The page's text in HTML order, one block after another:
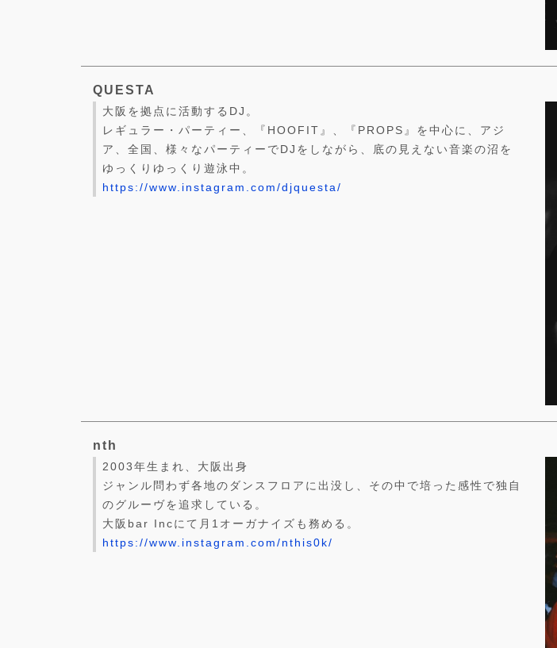
QUESTA
大阪を拠点に活動するDJ。
レギュラー・パーティー、『HOOFIT』、『PROPS』を中心に、アジ
ア、全国、様々なパーティーでDJをしながら、底の見えない音楽の沼を
ゆっくりゆっくり遊泳中。
https://www.instagram.com/djquesta/
nth
2003年生まれ、大阪出身
ジャンル問わず各地のダンスフロアに出没し、その中で培った感性で独自
のグルーヴを追求している。
大阪bar Incにて月1オーガナイズも務める。
https://www.instagram.com/nthis0k/